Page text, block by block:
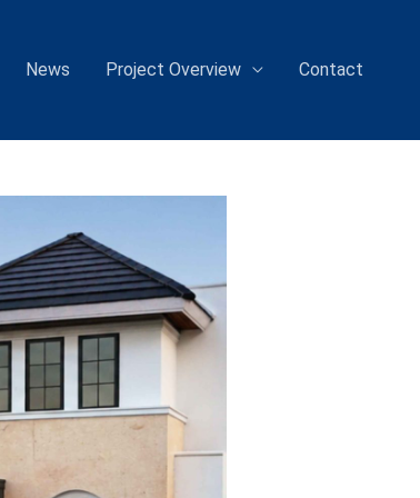
News Project Overview Contact